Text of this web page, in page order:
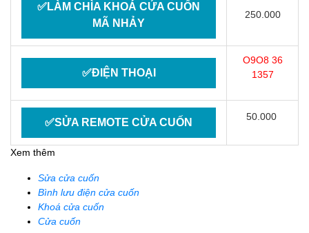
✅LÀM CHÌA KHOÁ CỬA CUỐN
MÃ NHẢY
250.000
✅ĐIỆN THOẠI
O9O8 36
1357
✅SỬA REMOTE CỬA CUỐN 50.000
Xem thêm
Sửa cửa cuốn
Bình lưu điện cửa cuốn
Khoá cửa cuốn
Cửa cuốn